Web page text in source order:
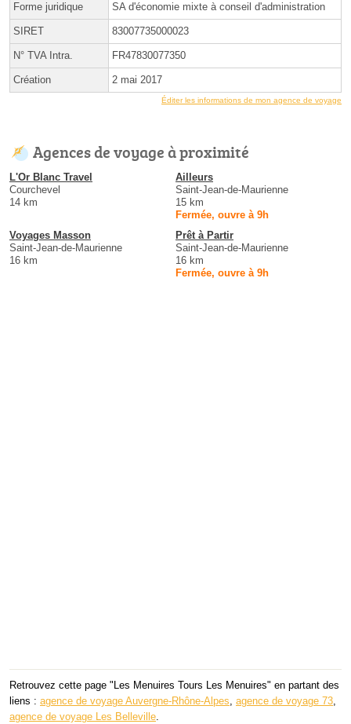
Forme juridique SA d'économie mixte à conseil d'administration
SIRET 83007735000023
N° TVA Intra. FR47830077350
Création 2 mai 2017
Éditer les informations de mon agence de voyage
Agences de voyage à proximité
L'Or Blanc Travel
Courchevel
14 km
Ailleurs
Saint-Jean-de-Maurienne
15 km
Fermée, ouvre à 9h
Voyages Masson
Saint-Jean-de-Maurienne
16 km
Prêt à Partir
Saint-Jean-de-Maurienne
16 km
Fermée, ouvre à 9h
Retrouvez cette page "Les Menuires Tours Les Menuires" en partant des
liens : agence de voyage Auvergne-Rhône-Alpes, agence de voyage 73,
agence de voyage Les Belleville.